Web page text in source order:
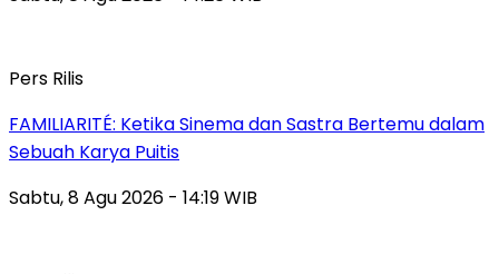
Pers Rilis
FAMILIARITÉ: Ketika Sinema dan Sastra Bertemu dalam
Sebuah Karya Puitis
Sabtu, 8 Agu 2026 - 14:19 WIB